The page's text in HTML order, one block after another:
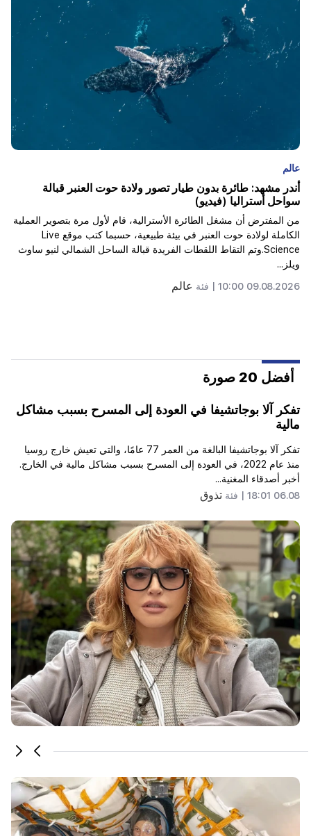
عالم
تاس: قد يزور المبعوثون الأمريكيون الخاصون كييف وموسكو
خلال الأيام العشرة المقبلة
ذكرت وكالة تاس نقلا عن مصدر أن المبعوث الخاص للرئيس الأمريكي
دونالد ترامب ستيف فيتكوف وصهر ترامب جاريد كوشنر قد يزوران كييف
وموسكو خلال الأيام العشرة المقبلة.وقال متحدث الوكالة ردا على سؤال
حول المواع...
أفضل 20 صورة
تفكر آلا بوجاتشيفا في العودة إلى المسرح بسبب مشاكل
مالية
تفكر آلا بوجاتشيفا البالغة من العمر 77 عامًا، والتي تعيش خارج روسيا
منذ عام 2022، في العودة إلى المسرح بسبب مشاكل مالية في الخارج.
أخبر أصدقاء المغنية...
06.08 18:01 |
فئة تذوق